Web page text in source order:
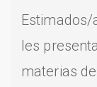
Estimados/
les
materias